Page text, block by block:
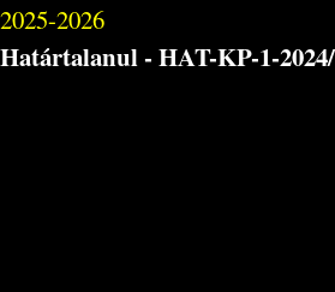
2025-2026
Határtalanul - HAT-KP-1-